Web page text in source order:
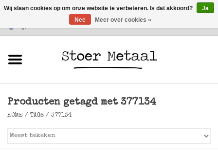
Klantenservice
Verlichting
Producten getagd met 377134
HOME / TAGS / 377134
Wij slaan cookies op om onze website te verbeteren. Is dat akkoord?
Ja
Nee
Meer over cookies »